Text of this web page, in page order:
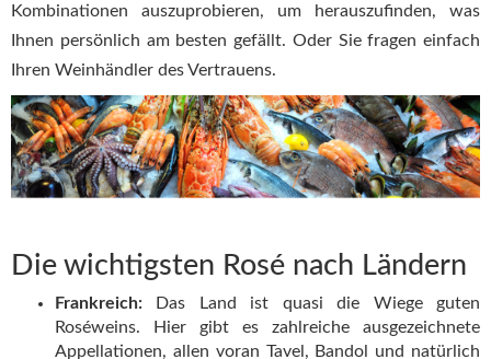
Kombinationen auszuprobieren, um herauszufinden, was
Ihnen persönlich am besten gefällt. Oder Sie fragen einfach
Ihren Weinhändler des Vertrauens.
Die wichtigsten Rosé nach Ländern
Frankreich:
Das Land ist quasi die Wiege guten
Roséweins. Hier gibt es zahlreiche ausgezeichnete
Appellationen, allen voran Tavel, Bandol und natürlich